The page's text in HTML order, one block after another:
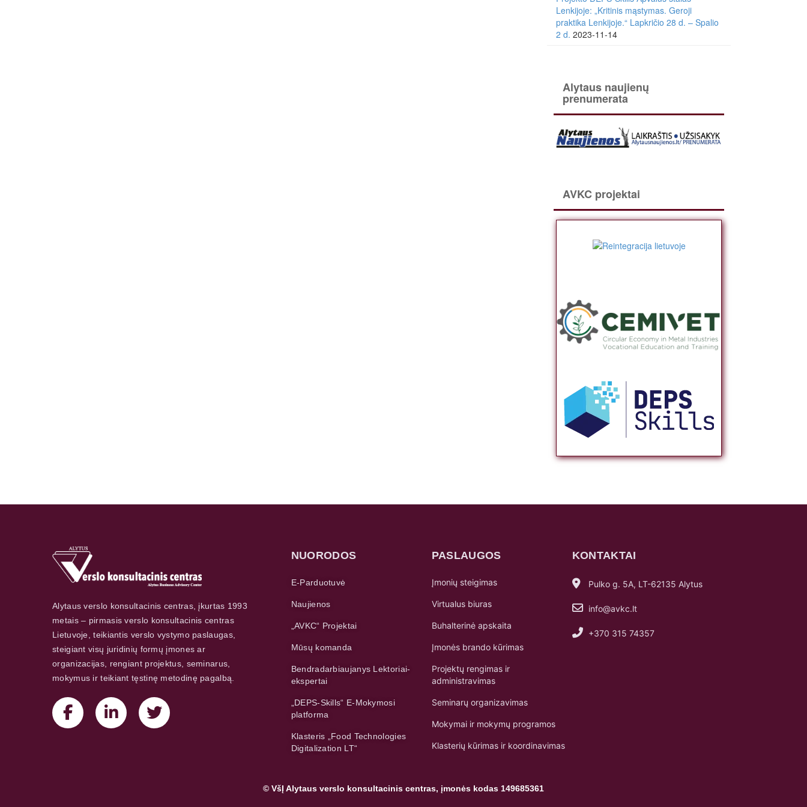
Lenkijoje: „Kritinis mąstymas. Geroji
praktika Lenkijoje.“ Lapkričio 28 d. – Spalio
2 d. 2023-11-14
Alytaus naujienų
prenumerata
AVKC projektai
Alytaus verslo konsultacinis centras, įkurtas 1993
metais – pirmasis verslo konsultacinis centras
Lietuvoje, teikiantis verslo vystymo paslaugas,
steigiant visų juridinių formų įmones ar
organizacijas, rengiant projektus, seminarus,
mokymus ir teikiant tęstinę metodinę pagalbą.
NUORODOS
E-Parduotuvė
Naujienos
„AVKC“ Projektai
Mūsų komanda
Bendradarbiaujanys Lektoriai-
ekspertai
„DEPS-Skills“ E-Mokymosi
platforma
Klasteris „Food Technologies
Digitalization LT“
PASLAUGOS
Įmonių steigimas
Virtualus biuras
Buhalterinė apskaita
Įmonės brando kūrimas
Projektų rengimas ir
administravimas
Seminarų organizavimas
Mokymai ir mokymų programos
Klasterių kūrimas ir koordinavimas
KONTAKTAI
Pulko g. 5A, LT-62135 Alytus
info@avkc.lt
+370 315 74357
© VšĮ Alytaus verslo konsultacinis centras, įmonės kodas 149685361